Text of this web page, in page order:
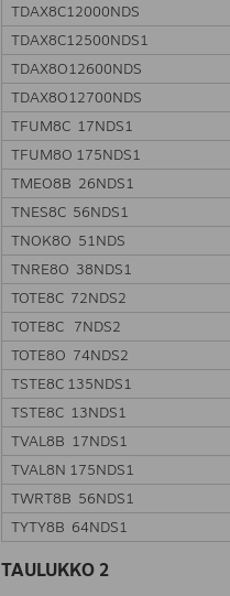
TDAX8C12000NDS
TDAX8C12500NDS1
TDAX8O12600NDS
TDAX8O12700NDS
TFUM8C 17NDS1
TFUM8O 175NDS1
TMEO8B 26NDS1
TNES8C 56NDS1
TNOK8O 51NDS
TNRE8O 38NDS1
TOTE8C 72NDS2
TOTE8C 7NDS2
TOTE8O 74NDS2
TSTE8C 135NDS1
TSTE8C 13NDS1
TVAL8B 17NDS1
TVAL8N 175NDS1
TWRT8B 56NDS1
TYTY8B 64NDS1
TAULUKKO 2